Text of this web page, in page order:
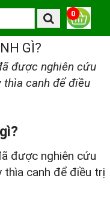
0
GÌ?
được nghiên cứu
canh để điều
được nghiên cứu
canh để điều trị